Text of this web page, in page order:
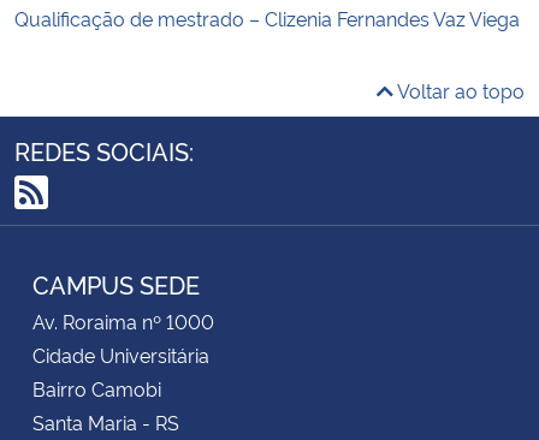
Qualificação de mestrado – Clizenia Fernandes Vaz Viega
Voltar ao topo
REDES SOCIAIS:
RSS
CAMPUS SEDE
Av. Roraima nº 1000
Cidade Universitária
Bairro Camobi
Santa Maria - RS